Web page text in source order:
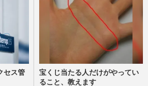
セス管
宝くじ当たる人だけがやってい
ること、教えます